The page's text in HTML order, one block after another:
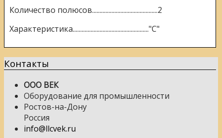
Количество полюсов............................................2
Характеристика..................................................."C"
Контакты
ООО ВЕК
Оборудование для промышленности
Ростов-на-Дону
Россия
info@llcvek.ru